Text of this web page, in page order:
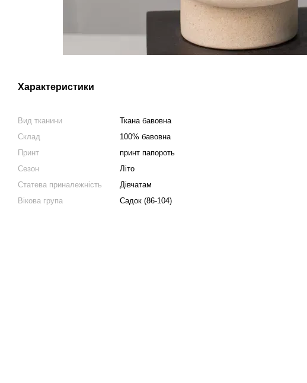
Характеристики
Вид тканини
Ткана бавовна
Склад
100% бавовна
Принт
принт папороть
Сезон
Літо
Статева приналежність
Дівчатам
Вікова група
Садок (86-104)